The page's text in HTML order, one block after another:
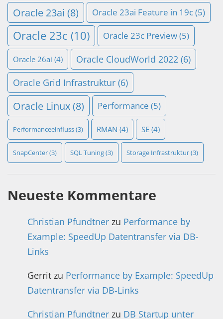
Oracle 23ai (8) Oracle 23ai Feature in 19c(5)
Oracle 23c (10) Oracle 23c Preview(5)
Oracle 26ai (4) Oracle CloudWorld 2022 (6)
Oracle Grid Infrastruktur (6)
Oracle Linux(8) Performance (5)
Performanceeinfluss(3) RMAN (4) SE (4)
SnapCenter(3) SQL Tuning(3) Storage Infrastruktur(3)
Neueste Kommentare
Christian Pfundtner zu Performance by
Example: SpeedUp Datentransfer via DB-
Links
Gerrit zu Performance by Example: SpeedUp
Datentransfer via DB-Links
Christian Pfundtner zu DB Startup unter